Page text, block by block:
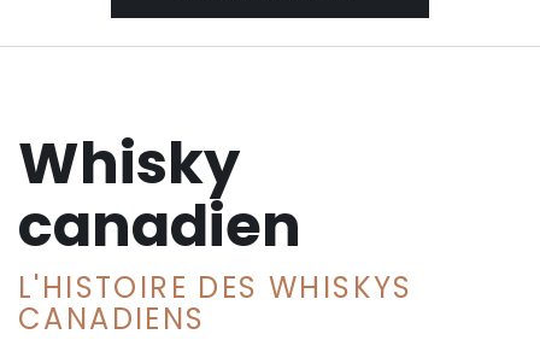
Whisky
canadien
L'HISTOIRE DES WHISKYS
CANADIENS